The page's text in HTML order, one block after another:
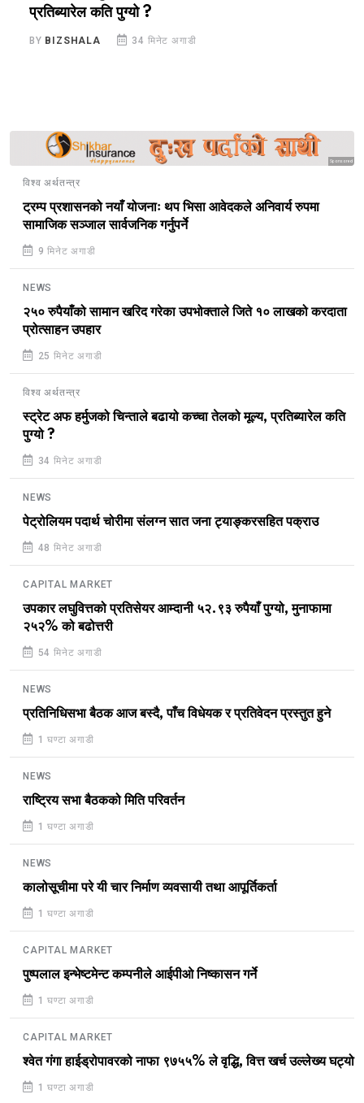
प्रतिब्यारेल कति पुग्यो ?
BY BIZSHALA 34 मिनेट अगाडी
Sponsored
विश्व अर्थतन्त्र
ट्रम्प प्रशासनको नयाँ योजनाः थप भिसा आवेदकले अनिवार्य रुपमा
सामाजिक सञ्जाल सार्वजनिक गर्नुपर्ने
9 मिनेट अगाडी
NEWS
२५० रुपैयाँको सामान खरिद गरेका उपभोक्ताले जिते १० लाखको करदाता
प्रोत्साहन उपहार
25 मिनेट अगाडी
विश्व अर्थतन्त्र
स्ट्रेट अफ हर्मुजको चिन्ताले बढायो कच्चा तेलको मूल्य, प्रतिब्यारेल कति
पुग्यो ?
34 मिनेट अगाडी
NEWS
पेट्रोलियम पदार्थ चोरीमा संलग्न सात जना ट्याङ्करसहित पक्राउ
48 मिनेट अगाडी
CAPITAL MARKET
उपकार लघुवित्तको प्रतिसेयर आम्दानी ५२.९३ रुपैयाँ पुग्यो, मुनाफामा
२५२% को बढोत्तरी
54 मिनेट अगाडी
NEWS
प्रतिनिधिसभा बैठक आज बस्दै, पाँच विधेयक र प्रतिवेदन प्रस्तुत हुने
1 घण्टा अगाडी
NEWS
राष्ट्रिय सभा बैठकको मिति परिवर्तन
1 घण्टा अगाडी
NEWS
कालोसूचीमा परे यी चार निर्माण व्यवसायी तथा आपूर्तिकर्ता
1 घण्टा अगाडी
CAPITAL MARKET
पुष्पलाल इन्भेष्टमेन्ट कम्पनीले आईपीओ निष्कासन गर्ने
1 घण्टा अगाडी
CAPITAL MARKET
श्वेत गंगा हाईड्रोपावरको नाफा ९७५५% ले वृद्धि, वित्त खर्च उल्लेख्य घट्यो
1 घण्टा अगाडी